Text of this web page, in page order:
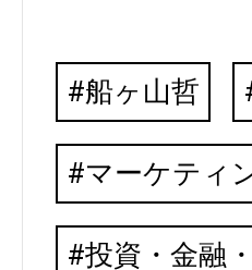
船ヶ山哲
マーケティ
投資・金融